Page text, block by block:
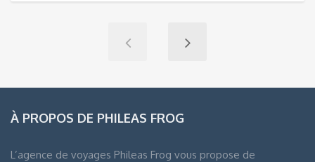
À PROPOS DE PHILEAS FROG
L’agence de voyages Phileas Frog vous propose de